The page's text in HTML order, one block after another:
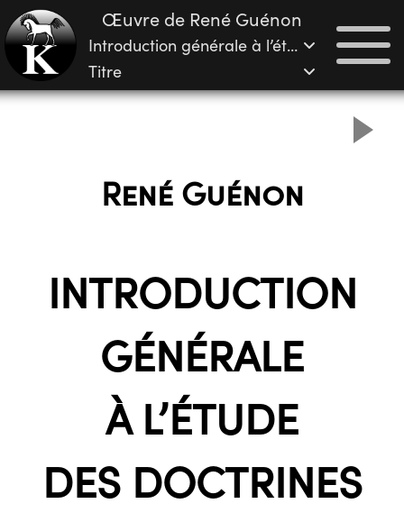
Œuvre de René Guénon
Introduction générale à l’étude des doctrines hindoues
Titre
René Guénon
INTRODUCTION
GÉNÉRALE
À L’ÉTUDE
DES DOCTRINES